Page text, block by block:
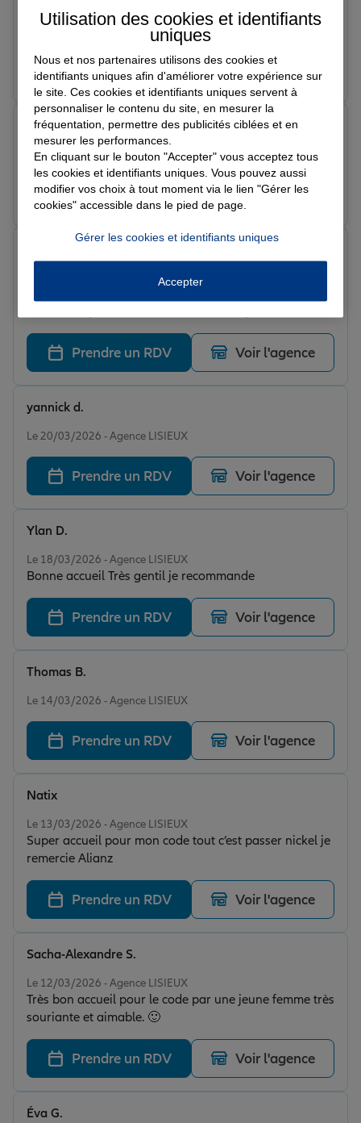
Le 02/04/2026 - Agence LISIEUX
Personne tres agreable je recommande
Prendre un RDV Voir l'agence
Note de 5 sur 5
Le 21/03/2026 - Agence LISIEUX
Lisa B.
Prendre un RDV Voir l'agence
Note de 5 sur 5
Le 21/03/2026 - Agence LISIEUX
isolé pas de perturbation tout ce qu'il faut pour être
concentré je recommande à 100 %
Prendre un RDV Voir l'agence
Le 20/03/2026 - Agence LISIEUX
yannick d.
Prendre un RDV Voir l'agence
Le 18/03/2026 - Agence LISIEUX
Bonne accueil Très gentil je recommande
Ylan D.
Prendre un RDV Voir l'agence
Le 14/03/2026 - Agence LISIEUX
Thomas B.
Prendre un RDV Voir l'agence
Le 13/03/2026 - Agence LISIEUX
Super accueil pour mon code tout c’est passer nickel je
remercie Alianz
Natix
Prendre un RDV Voir l'agence
Le 12/03/2026 - Agence LISIEUX
Très bon accueil pour le code par une jeune femme très
souriante et aimable. 🙂
Sacha-Alexandre S.
Prendre un RDV Voir l'agence
Éva G.
Utilisation des cookies et identifiants
uniques
Nous et nos partenaires utilisons des cookies et
identifiants uniques afin d'améliorer votre expérience sur
le site. Ces cookies et identifiants uniques servent à
personnaliser le contenu du site, en mesurer la
fréquentation, permettre des publicités ciblées et en
mesurer les performances.
En cliquant sur le bouton "Accepter" vous acceptez tous
les cookies et identifiants uniques. Vous pouvez aussi
modifier vos choix à tout moment via le lien "Gérer les
cookies" accessible dans le pied de page.
Gérer les cookies et identifiants uniques
Accepter